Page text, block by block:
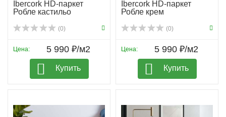
Ibercork HD-паркет
Робле кастильо
(0)
Цена: 5 990 ₽/м2
Купить
Ibercork HD-паркет
Робле крем
(0)
Цена: 5 990 ₽/м2
Купить